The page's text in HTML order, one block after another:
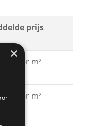
prijs
€ 30 per m²
30 per m²
×